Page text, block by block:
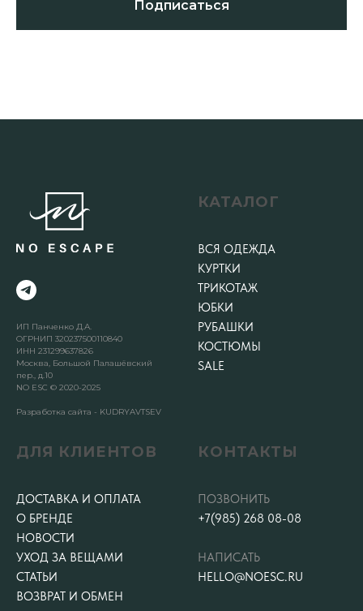
Подписаться
ИП Панченко Д.А.
ОГРНИП 320237500110840
ИНН 231299637826
Москва, Большой Палашёвский
пер., д.10
NO ESC © 2020-2025
Разработка сайта - KUDRYAVTSEV
КАТАЛОГ
ВСЯ ОДЕЖДА
КУРТКИ
ТРИКОТАЖ
ЮБКИ
РУБАШКИ
КОСТЮМЫ
SALE
ДЛЯ КЛИЕНТОВ
ДОСТАВКА И ОПЛАТА
О БРЕНДЕ
НОВОСТИ
УХОД ЗА ВЕЩАМИ
СТАТЬИ
ВОЗВРАТ И ОБМЕН
КОНТАКТЫ
ПОЗВОНИТЬ
+7(985) 268 08-08
НАПИСАТЬ
HELLO@NOESC.RU